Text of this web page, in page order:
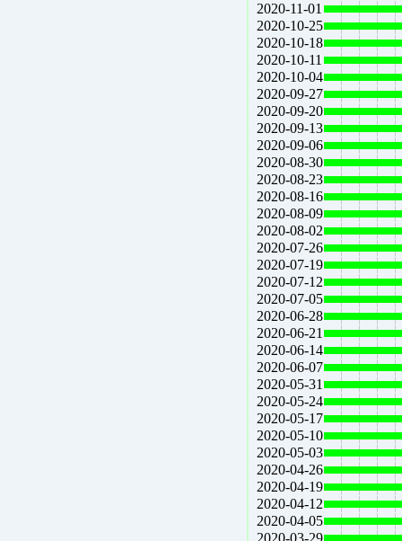
2020-11-01
2020-10-25
2020-10-18
2020-10-11
2020-10-04
2020-09-27
2020-09-20
2020-09-13
2020-09-06
2020-08-30
2020-08-23
2020-08-16
2020-08-09
2020-08-02
2020-07-26
2020-07-19
2020-07-12
2020-07-05
2020-06-28
2020-06-21
2020-06-14
2020-06-07
2020-05-31
2020-05-24
2020-05-17
2020-05-10
2020-05-03
2020-04-26
2020-04-19
2020-04-12
2020-04-05
2020-03-29